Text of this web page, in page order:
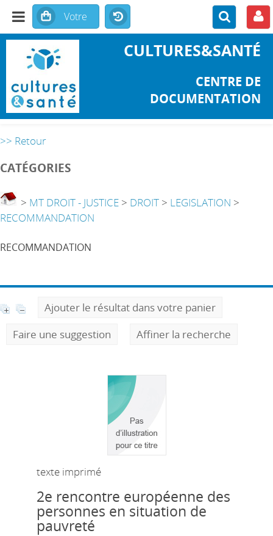
CULTURES&SANTÉ
CENTRE DE
DOCUMENTATION
>> Retour
CATÉGORIES
> MT DROIT - JUSTICE > DROIT > LEGISLATION >
RECOMMANDATION
RECOMMANDATION
Ajouter le résultat dans votre panier
Faire une suggestion
Affiner la recherche
texte imprimé
2e rencontre européenne des
personnes en situation de
pauvreté